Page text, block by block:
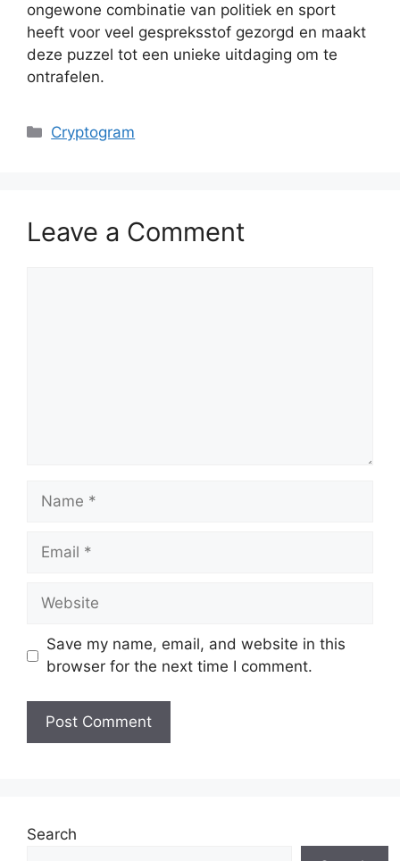
ongewone combinatie van politiek en sport
heeft voor veel gespreksstof gezorgd en maakt
deze puzzel tot een unieke uitdaging om te
ontrafelen.
Categories
Cryptogram
Leave a Comment
Name
Email
Website
Save my name, email, and website in this
browser for the next time I comment.
Search